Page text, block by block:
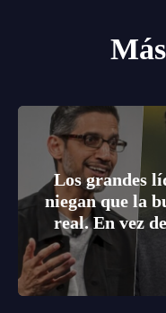
Los grandes
niegan que la
real. En vez